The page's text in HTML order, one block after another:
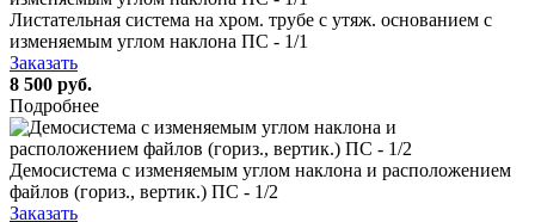
Листательная система на хром. трубе с утяж. основанием с
изменяемым углом наклона ПС - 1/1
Заказать
8 500 руб.
Подробнее
Демосистема с изменяемым углом наклона и расположением
файлов (гориз., вертик.) ПС - 1/2
Заказать